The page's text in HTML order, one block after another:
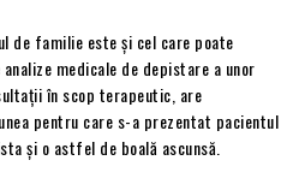
de familie este și cel care poate
medicale de depistare a unor
în scop terapeutic, are
pentru care s-a prezentat pacientul
și o astfel de boală ascunsă.